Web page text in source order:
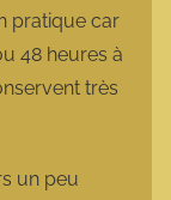
pratique car
48 heures à
très
un peu